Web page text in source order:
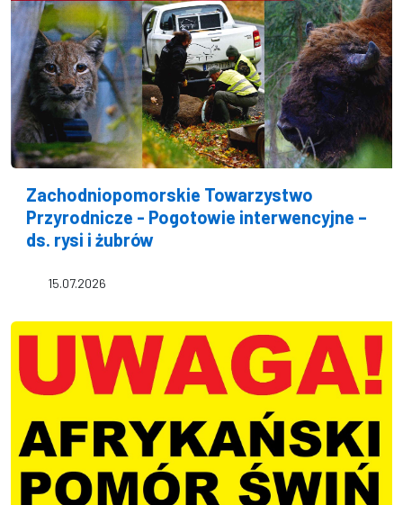
Zachodniopomorskie Towarzystwo
Przyrodnicze - Pogotowie interwencyjne –
ds. rysi i żubrów
15.07.2026